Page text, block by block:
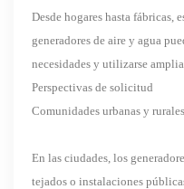
Desde hogares hasta fábricas,
generadores de aire y agua
necesidades y utilizarse
Perspectivas de solicitud
Comunidades urbanas y
En las ciudades, los
tejados o instalaciones